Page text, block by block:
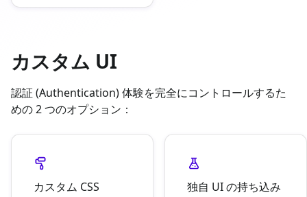
カスタム UI
認証 (Authentication) 体験を完全にコントロールするた
めの 2 つのオプション：
カスタム CSS
独自 UI の持ち込み